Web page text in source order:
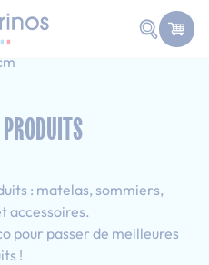
Faire
Simple
: matelas, sommiers,
accessoires.
pour passer de meilleures
!